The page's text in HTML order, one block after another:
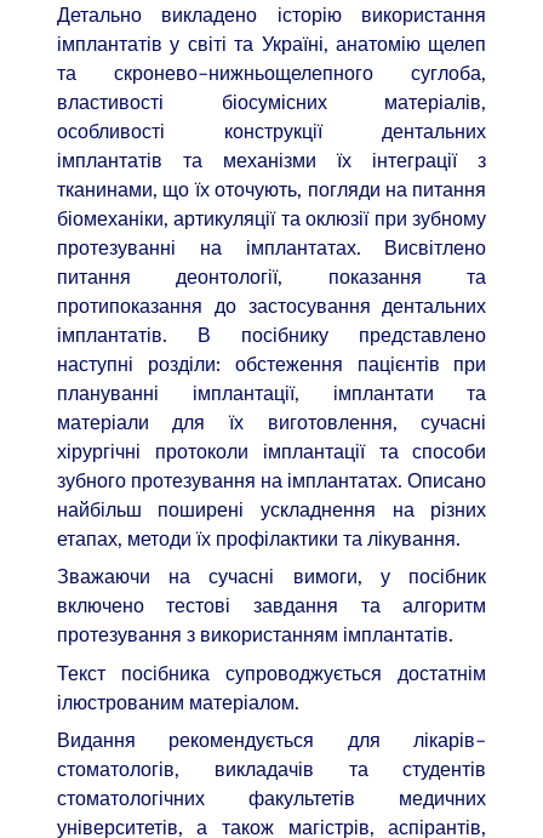
Детально викладено історію використання
імплантатів у світі та Україні, анатомію щелеп
та скронево–нижньощелепного суглоба,
властивості біосумісних матеріалів,
особливості конструкції дентальних
імплантатів та механізми їх інтеграції з
тканинами, що їх оточують, погляди на питання
біомеханіки, артикуляції та оклюзії при зубному
протезуванні на імплантатах. Висвітлено
питання деонтології, показання та
протипоказання до застосування дентальних
імплантатів. В посібнику представлено
наступні розділи: обстеження пацієнтів при
плануванні імплантації, імплантати та
матеріали для їх виготовлення, сучасні
хірургічні протоколи імплантації та способи
зубного протезування на імплантатах. Описано
найбільш поширені ускладнення на різних
етапах, методи їх профілактики та лікування.
Зважаючи на сучасні вимоги, у посібник
включено тестові завдання та алгоритм
протезування з використанням імплантатів.
Текст посібника супроводжується достатнім
ілюстрованим матеріалом.
Видання рекомендується для лікарів–
стоматологів, викладачів та студентів
стоматологічних факультетів медичних
університетів, а також магістрів, аспірантів,